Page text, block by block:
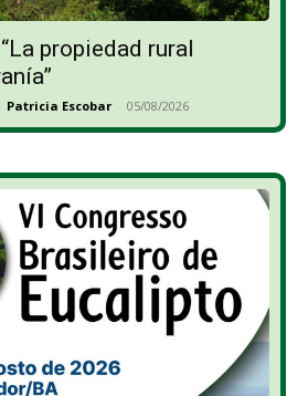
propiedad rural
Patricia Escobar - 05/08/2026